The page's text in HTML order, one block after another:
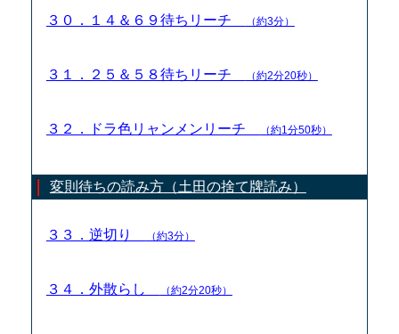
３０．１４＆６９待ちリーチ （約3分）
３１．２５＆５８待ちリーチ （約2分20秒）
３２．ドラ色リャンメンリーチ （約1分50秒）
変則待ちの読み方（土田の捨て牌読み）
３３．逆切り （約3分）
３４．外散らし （約2分20秒）